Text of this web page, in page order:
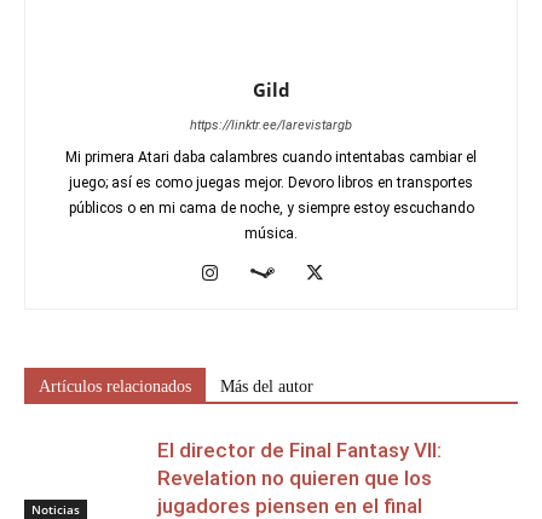
Gild
https://linktr.ee/larevistargb
Mi primera Atari daba calambres cuando intentabas cambiar el
juego; así es como juegas mejor. Devoro libros en transportes
públicos o en mi cama de noche, y siempre estoy escuchando
música.
Artículos relacionados Más del autor
Noticias
El director de Final Fantasy VII:
Revelation no quieren que los
jugadores piensen en el final